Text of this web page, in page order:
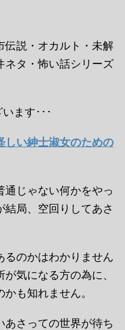
伝説・オカルト・未解
ネタ・怖い話シリーズ
ます･･･
しい紳士淑女のための
通じゃない何かをやっ
局、空回りしてあさ
るのかはわかりません
気になる方の為に、
も知れません。
あさっての世界が待ち